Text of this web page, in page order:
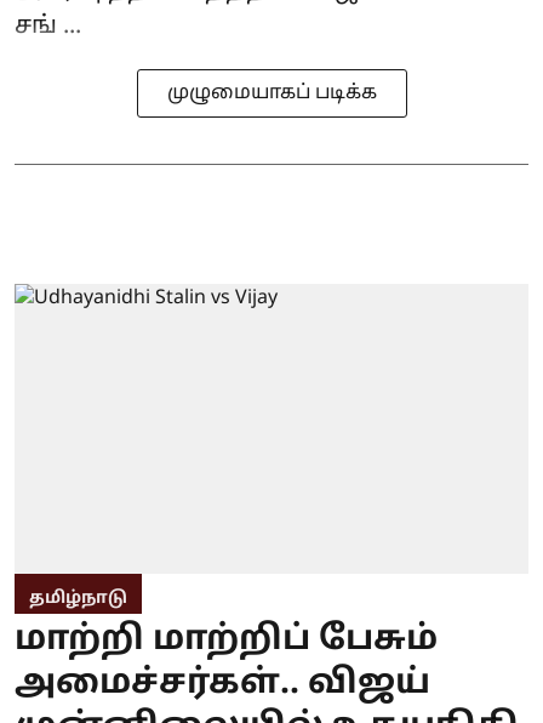
சங் ...
முழுமையாகப் படிக்க
தமிழ்நாடு
மாற்றி மாற்றிப் பேசும்
அமைச்சர்கள்.. விஜய்